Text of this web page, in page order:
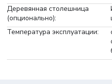
Деревянная столешница
(опционально):
Температура эксплуатации: